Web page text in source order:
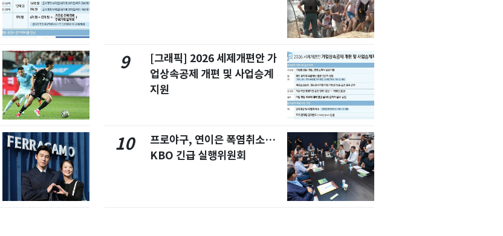
9
[그래픽] 2026 세제개편안 가
업상속공제 개편 및 사업승계
지원
10
프로야구, 연이은 폭염취소…
KBO 긴급 실행위원회